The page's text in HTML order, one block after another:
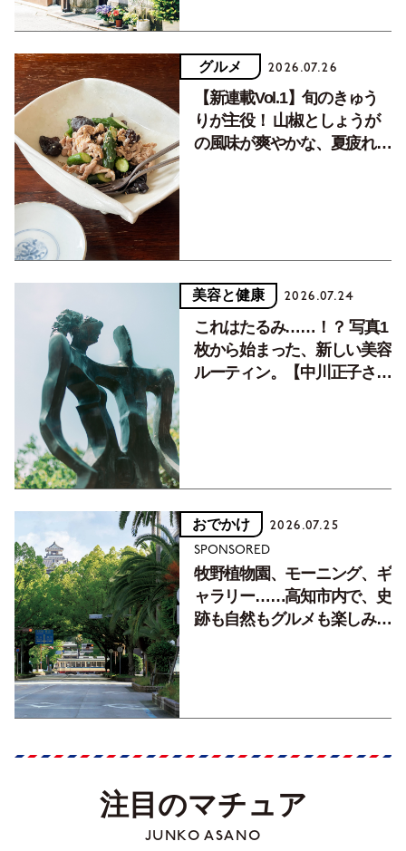
グルメ 2026.07.26
【新連載Vol.1】旬のきゅう
りが主役！ 山椒としょうが
の風味が爽やかな、夏疲れを
美容と健康 2026.07.24
これはたるみ……！？ 写真1
枚から始まった、新しい美容
ルーティン。【中川正子さん
おでかけ 2026.07.25
SPONSORED
牧野植物園、モーニング、ギ
ャラリー……高知市内で、史
跡も自然もグルメも楽しみ尽
注目のマチュア
JUNKO ASANO